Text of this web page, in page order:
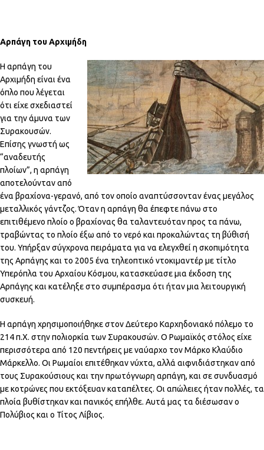
Αρπάγη του Αρχιμήδη
Η αρπάγη του
Αρχιμήδη είναι ένα
όπλο που λέγεται
ότι είχε σχεδιαστεί
για την άμυνα των
Συρακουσών.
Επίσης γνωστή ως
“αναδευτής
πλοίων”, η αρπάγη
αποτελούνταν από
ένα βραχίονα-γερανό, από τον οποίο αναπτύσσονταν ένας μεγάλος
μεταλλικός γάντζος. Όταν η αρπάγη θα έπεφτε πάνω στο
επιτιθέμενο πλοίο ο βραχίονας θα ταλαντευόταν προς τα πάνω,
τραβώντας το πλοίο έξω από το νερό και προκαλώντας τη βύθισή
του. Υπήρξαν σύγχρονα πειράματα για να ελεγχθεί η σκοπιμότητα
της Αρπάγης και το 2005 ένα τηλεοπτικό ντοκιμαντέρ με τίτλο
Υπερόπλα του Αρχαίου Κόσμου, κατασκεύασε μια έκδοση της
Αρπάγης και κατέληξε στο συμπέρασμα ότι ήταν μια λειτουργική
συσκευή.
Η αρπάγη χρησιμοποιήθηκε στον Δεύτερο Καρχηδονιακό πόλεμο το
214 π.Χ. στην πολιορκία των Συρακουσών. Ο Ρωμαϊκός στόλος είχε
περισσότερα από 120 πεντήρεις με ναύαρχο τον Μάρκο Κλαύδιο
Μάρκελλο. Οι Ρωμαίοι επιτέθηκαν νύχτα, αλλά αιφνιδιάστηκαν από
τους Συρακούσιους και την πρωτόγνωρη αρπάγη, και σε συνδυασμό
με κοτρώνες που εκτόξευαν καταπέλτες. Οι απώλειες ήταν πολλές, τα
πλοία βυθίστηκαν και πανικός επήλθε. Αυτά μας τα διέσωσαν ο
Πολύβιος και ο Τίτος Λίβιος.